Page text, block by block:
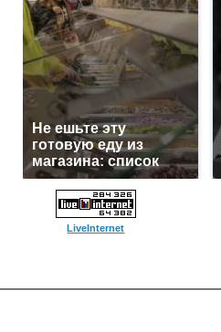
Не ешьте эту
готовую еду из
магазина: список
LiveInternet